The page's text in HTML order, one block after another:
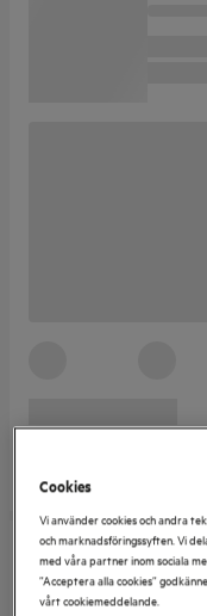
Cookies
Vi använder cookies och andra
och marknadsföringssyften. Vi
med våra partner inom sociala
”Acceptera alla cookies”
vårt cookiemeddelande.